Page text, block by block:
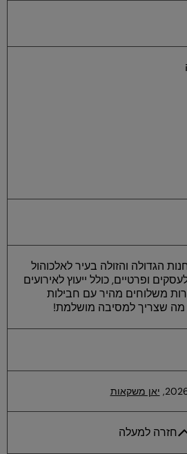
הגדולה והזולה בעיר לאלכוהול
ופרטיים, כולל ייעוץ לאירועים
משלוחים מהיר עם חבילות
מה שצריך למסיבה מושלמת!
יאן משקאות
חזרה למעלה